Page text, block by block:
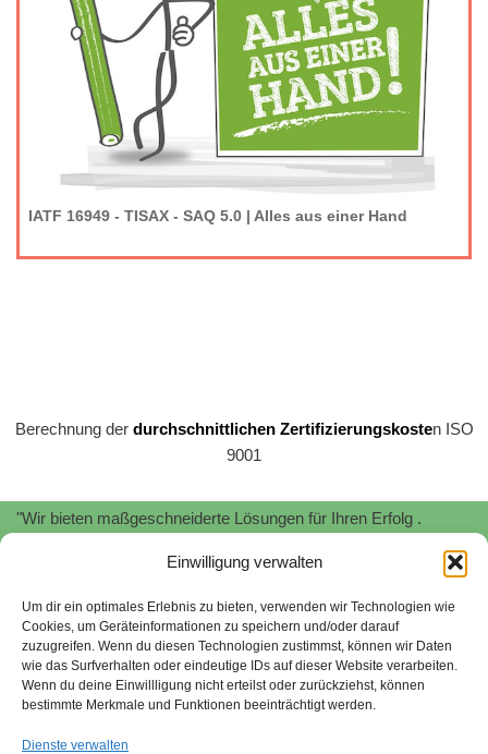
Einwilligung verwalten
Um dir ein optimales Erlebnis zu bieten, verwenden wir Technologien wie
Cookies, um Geräteinformationen zu speichern und/oder darauf
zuzugreifen. Wenn du diesen Technologien zustimmst, können wir Daten
wie das Surfverhalten oder eindeutige IDs auf dieser Website verarbeiten.
Wenn du deine Einwillligung nicht erteilst oder zurückziehst, können
bestimmte Merkmale und Funktionen beeinträchtigt werden.
Dienste verwalten
IATF 16949 - TISAX - SAQ 5.0 | Alles aus einer Hand
Berechnung der durchschnittlichen Zertifizierungskosten ISO
9001
"Wir bieten maßgeschneiderte Lösungen für Ihren Erfolg .
"Wir unterstützen Sie bei der Implementierung und Zertifizierung
vonInformationssicherheitsmanagementsystemennachISO
27001.Schützen Sie Ihre sensiblen Daten und minimieren Sie
Risiken."
Stefan Stroessenreuther | Beratung für Managementsysteme |